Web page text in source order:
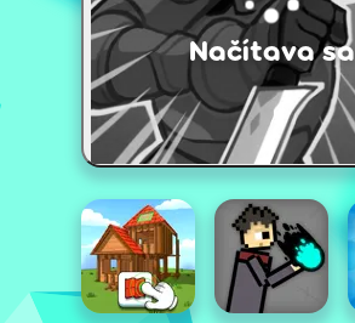
Načítava sa